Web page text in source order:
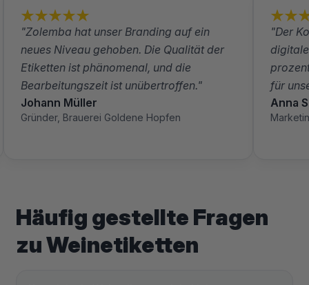
"Zolemba hat unser Branding auf ein
neues Niveau gehoben. Die Qualität der
Etiketten ist phänomenal, und die
Bearbeitungszeit ist unübertroffen."
Johann Müller
Gründer, Brauerei Goldene Hopfen
"Der
für
Anna
Häufig gestellte Fragen
zu Weinetiketten